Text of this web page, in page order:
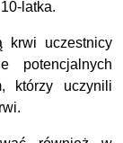
latka.
krwi uczestnicy
potencjalnych
którzy uczynili